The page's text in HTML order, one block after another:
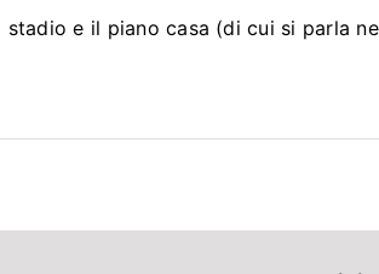
e il piano casa (di cui si parla